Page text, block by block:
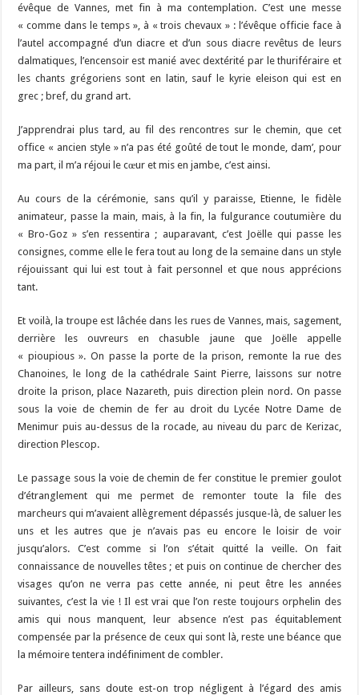
évêque de Vannes, met fin à ma contemplation. C’est une messe
« comme dans le temps », à « trois chevaux » : l’évêque officie face à
l’autel accompagné d’un diacre et d’un sous diacre revêtus de leurs
dalmatiques, l’encensoir est manié avec dextérité par le thuriféraire et
les chants grégoriens sont en latin, sauf le kyrie eleison qui est en
grec ; bref, du grand art.
J’apprendrai plus tard, au fil des rencontres sur le chemin, que cet
office « ancien style » n’a pas été goûté de tout le monde, dam’, pour
ma part, il m’a réjoui le cœur et mis en jambe, c’est ainsi.
Au cours de la cérémonie, sans qu’il y paraisse, Etienne, le fidèle
animateur, passe la main, mais, à la fin, la fulgurance coutumière du
« Bro-Goz » s’en ressentira ; auparavant, c’est Joëlle qui passe les
consignes, comme elle le fera tout au long de la semaine dans un style
réjouissant qui lui est tout à fait personnel et que nous apprécions
tant.
Et voilà, la troupe est lâchée dans les rues de Vannes, mais, sagement,
derrière les ouvreurs en chasuble jaune que Joëlle appelle
« pioupious ». On passe la porte de la prison, remonte la rue des
Chanoines, le long de la cathédrale Saint Pierre, laissons sur notre
droite la prison, place Nazareth, puis direction plein nord. On passe
sous la voie de chemin de fer au droit du Lycée Notre Dame de
Menimur puis au-dessus de la rocade, au niveau du parc de Kerizac,
direction Plescop.
Le passage sous la voie de chemin de fer constitue le premier goulot
d’étranglement qui me permet de remonter toute la file des
marcheurs qui m’avaient allègrement dépassés jusque-là, de saluer les
uns et les autres que je n’avais pas eu encore le loisir de voir
jusqu’alors. C’est comme si l’on s’était quitté la veille. On fait
connaissance de nouvelles têtes ; et puis on continue de chercher des
visages qu’on ne verra pas cette année, ni peut être les années
suivantes, c’est la vie ! Il est vrai que l’on reste toujours orphelin des
amis qui nous manquent, leur absence n’est pas équitablement
compensée par la présence de ceux qui sont là, reste une béance que
la mémoire tentera indéfiniment de combler.
Par ailleurs, sans doute est-on trop négligent à l’égard des amis